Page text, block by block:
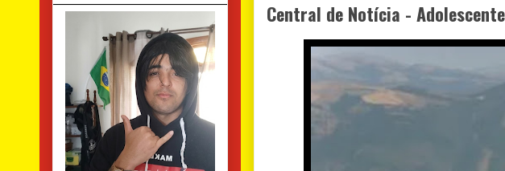
Central de Notícia -